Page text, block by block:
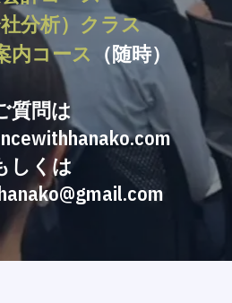
分析）クラス
内コース （随時）
質問は
しくは